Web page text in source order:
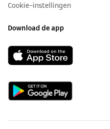
Cookie-instellingen
Download de app